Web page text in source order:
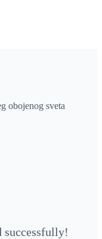
obojenog sveta
successfully!